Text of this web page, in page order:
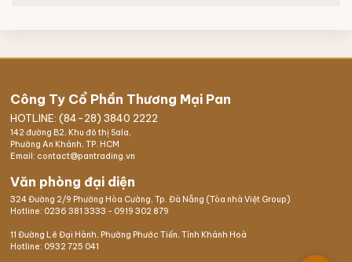
Công Ty Cổ Phần Thương Mại Pan
HOTLINE: (84-28) 3840 2222
142 đường B2, Khu đô thị Sala,
Phường An Khánh, TP. HCM
Email: contact@pantrading.vn
Văn phòng đại diện
324 Đường 2/9 Phường Hòa Cường, Tp. Đà Nẵng (Tòa nhà Việt Group)
Hotline: 0236 381 3333 - 0919 302 879
11 Đường Lê Đại Hành, Phường Phước Tiến, Tỉnh Khánh Hoà
Hotline: 0932 725 041